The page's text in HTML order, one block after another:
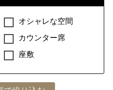
定食・食堂 自然食・薬膳
オシャレな空間
カウンター席
座敷